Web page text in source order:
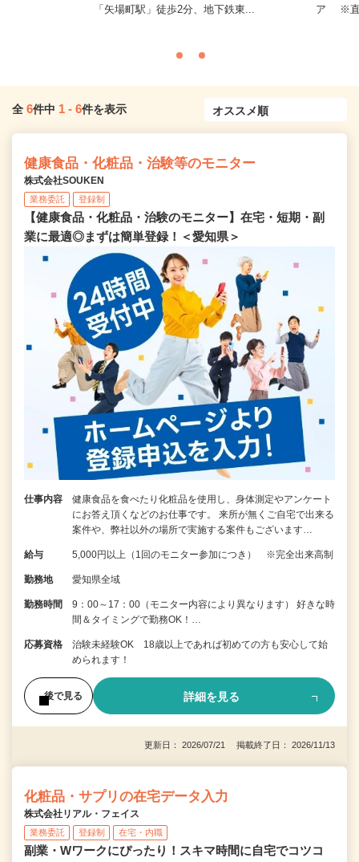
「矢場町駅」徒歩2分、地下鉄東...
ア ※直
全 6件中 1 - 6件を表示
健康食品・化粧品・治験等のモニター
株式会社SOUKEN
業務委託 登録制
【健康食品・化粧品・治験のモニター】在宅・短期・副
業に最適◎まずは簡単登録！＜愛知県＞
仕事内容
健康食品を食べたり化粧品を使用し、身体測定やアンケート
にお答え頂くなどのお仕事です。 来所が無くご自宅で出来る
案件や、弊社以外の場所で実施する案件もございます…
給与 5,000円以上（1回のモニター参加につき） ※完全出来高制
勤務地 愛知県全域
勤務時間
9：00～17：00（モニター内容により異なります） 好きな時
間＆タイミングで勤務OK！…
応募資格
治験未経験OK 18歳以上であれば初めての方も安心して始
められます！
後で見る 詳細を見る
更新日： 2026/07/21 掲載終了日： 2026/11/13
化粧品・サプリの在宅データ入力
株式会社リアル・フェイス
業務委託 登録制 在宅・内職
副業・Wワークにぴったり！スキマ時間に自宅でコツコ